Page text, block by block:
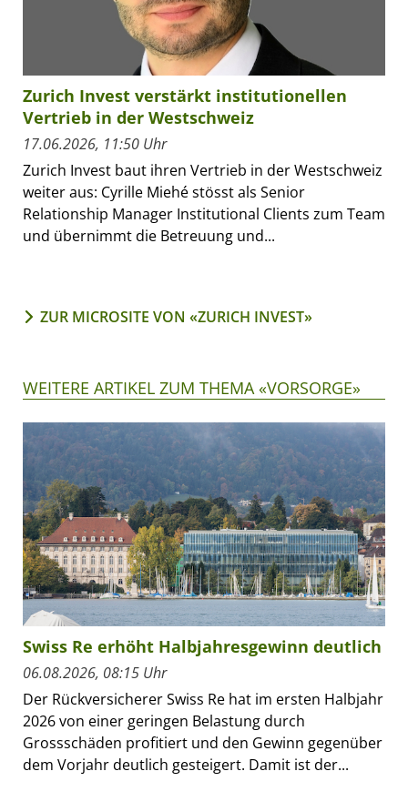
Zurich Invest verstärkt institutionellen
Vertrieb in der Westschweiz
17.06.2026, 11:50 Uhr
Zurich Invest baut ihren Vertrieb in der Westschweiz
weiter aus: Cyrille Miehé stösst als Senior
Relationship Manager Institutional Clients zum Team
und übernimmt die Betreuung und...
ZUR MICROSITE VON «ZURICH INVEST»
WEITERE ARTIKEL ZUM THEMA «VORSORGE»
Swiss Re erhöht Halbjahresgewinn deutlich
06.08.2026, 08:15 Uhr
Der Rückversicherer Swiss Re hat im ersten Halbjahr
2026 von einer geringen Belastung durch
Grossschäden profitiert und den Gewinn gegenüber
dem Vorjahr deutlich gesteigert. Damit ist der...